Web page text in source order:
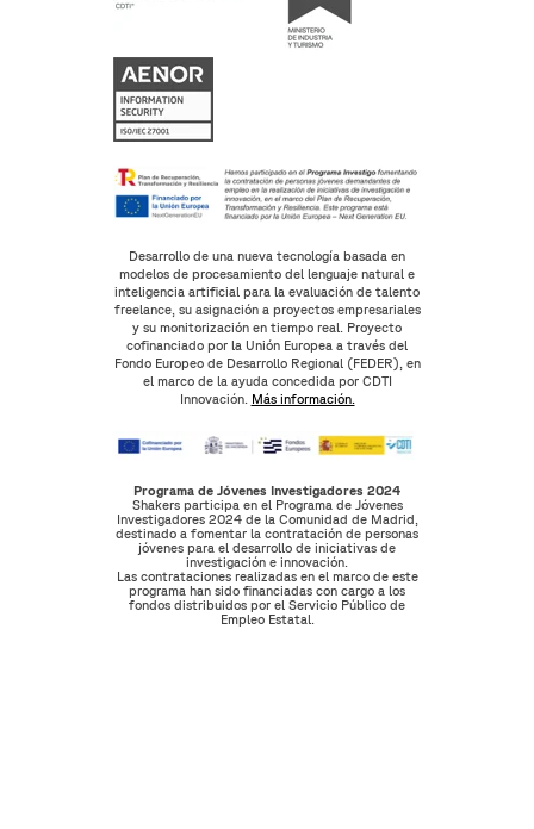
Desarrollo de una nueva tecnología basada en
modelos de procesamiento del lenguaje natural e
inteligencia artificial para la evaluación de talento
freelance, su asignación a proyectos empresariales
y su monitorización en tiempo real. Proyecto
cofinanciado por la Unión Europea a través del
Fondo Europeo de Desarrollo Regional (FEDER), en
el marco de la ayuda concedida por CDTI
Innovación. Más información.
Programa de Jóvenes Investigadores 2024
Shakers participa en el Programa de Jóvenes
Investigadores 2024 de la Comunidad de Madrid,
destinado a fomentar la contratación de personas
jóvenes para el desarrollo de iniciativas de
investigación e innovación.
Las contrataciones realizadas en el marco de este
programa han sido financiadas con cargo a los
fondos distribuidos por el Servicio Público de
Empleo Estatal.